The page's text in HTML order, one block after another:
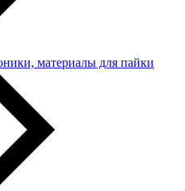
материалы для пайки